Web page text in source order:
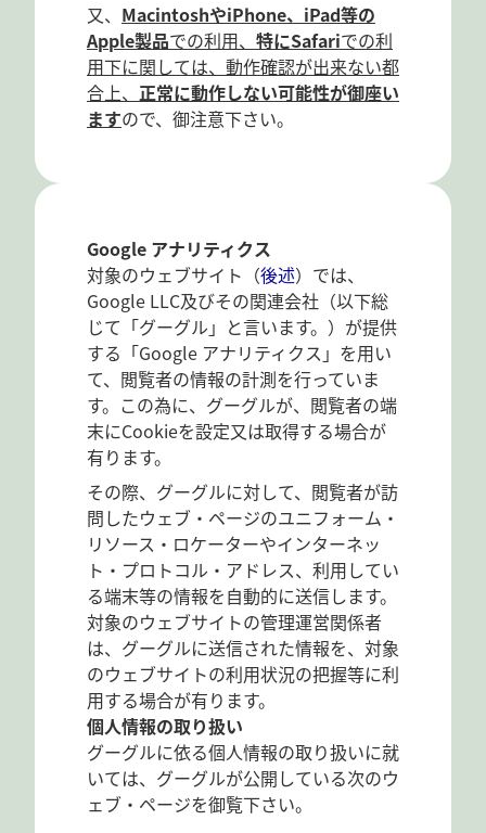
又、 MacintoshやiPhone、iPad等の
Apple製品での利用、 特にSafariでの利
用下に関しては、動作確認が出来ない都
合上、 正常に動作しない可能性が御座い
ますので、御注意下さい。
Google アナリティクス
対象のウェブサイト（後述）では、
Google LLC及びその関連会社（以下総
じて「グーグル」と言います。）が提供
する「Google アナリティクス」を用い
て、閲覧者の情報の計測を行っていま
す。この為に、グーグルが、閲覧者の端
末にCookieを設定又は取得する場合が
有ります。
その際、グーグルに対して、閲覧者が訪
問したウェブ・ページのユニフォーム・
リソース・ロケーターやインターネッ
ト・プロトコル・アドレス、利用してい
る端末等の情報を自動的に送信します。
対象のウェブサイトの管理運営関係者
は、グーグルに送信された情報を、対象
のウェブサイトの利用状況の把握等に利
用する場合が有ります。
個人情報の取り扱い
グーグルに依る個人情報の取り扱いに就
いては、グーグルが公開している次のウ
ェブ・ページを御覧下さい。